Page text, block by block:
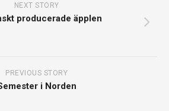
NEXT STORY
producerade äpplen
PREVIOUS STORY
i Norden